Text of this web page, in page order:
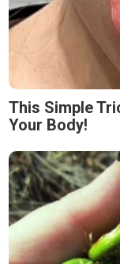
This Simple
Your Body!